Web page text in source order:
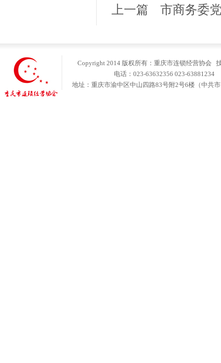
上一篇 市商务委
Copyright 2014 版权所有：重庆市连锁经营协会
电话：023-63632356 023-63881234
地址：重庆市渝中区中山四路83号附2号6楼（中共